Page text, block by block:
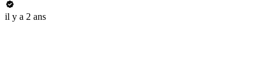
il y a 2 ans